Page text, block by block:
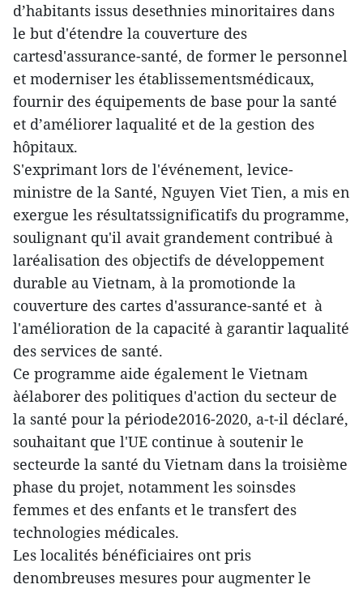
d’habitants issus desethnies minoritaires dans
le but d'étendre la couverture des
cartesd'assurance-santé, de former le personnel
et moderniser les établissementsmédicaux,
fournir des équipements de base pour la santé
et d’améliorer laqualité et de la gestion des
hôpitaux.
S'exprimant lors de l'événement, levice-
ministre de la Santé, Nguyen Viet Tien, a mis en
exergue les résultatssignificatifs du programme,
soulignant qu'il avait grandement contribué à
laréalisation des objectifs de développement
durable au Vietnam, à la promotionde la
couverture des cartes d'assurance-santé et à
l'amélioration de la capacité à garantir laqualité
des services de santé.
Ce programme aide également le Vietnam
àélaborer des politiques d'action du secteur de
la santé pour la période2016-2020, a-t-il déclaré,
souhaitant que l'UE continue à soutenir le
secteurde la santé du Vietnam dans la troisième
phase du projet, notamment les soinsdes
femmes et des enfants et le transfert des
technologies médicales.
Les localités bénéficiaires ont pris
denombreuses mesures pour augmenter le